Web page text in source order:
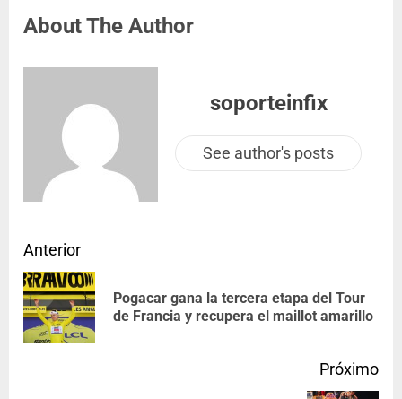
About The Author
soporteinfix
See author's posts
Anterior
Pogacar gana la tercera etapa del Tour
de Francia y recupera el maillot amarillo
Próximo